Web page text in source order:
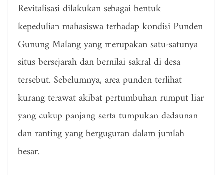
Revitalisasi dilakukan sebagai bentuk
kepedulian mahasiswa terhadap kondisi Punden
Gunung Malang yang merupakan satu-satunya
situs bersejarah dan bernilai sakral di desa
tersebut. Sebelumnya, area punden terlihat
kurang terawat akibat pertumbuhan rumput liar
yang cukup panjang serta tumpukan dedaunan
dan ranting yang berguguran dalam jumlah
besar.